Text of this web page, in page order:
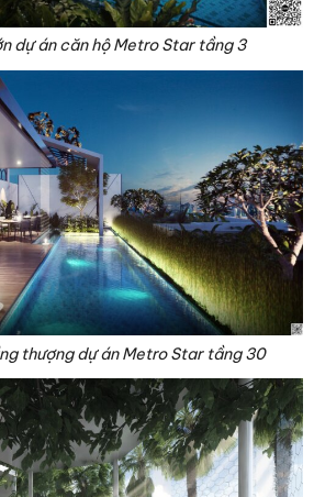
dự án căn hộ Metro Star tầng 3
thượng dự án Metro Star tầng 30